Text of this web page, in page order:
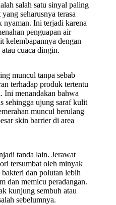
salah satu sinyal paling
seharusnya terasa
nyaman. Ini terjadi karena
penguapan air
kelembapannya dengan
cuaca dingin.
muncul tanpa sebab
terhadap produk tertentu
Ini menandakan bahwa
sehingga ujung saraf kulit
muncul berulang
skin barrier di area
tanda lain. Jerawat
tersumbat oleh minyak
dan polutan lebih
dan memicu peradangan.
kunjung sembuh atau
sebelumnya.